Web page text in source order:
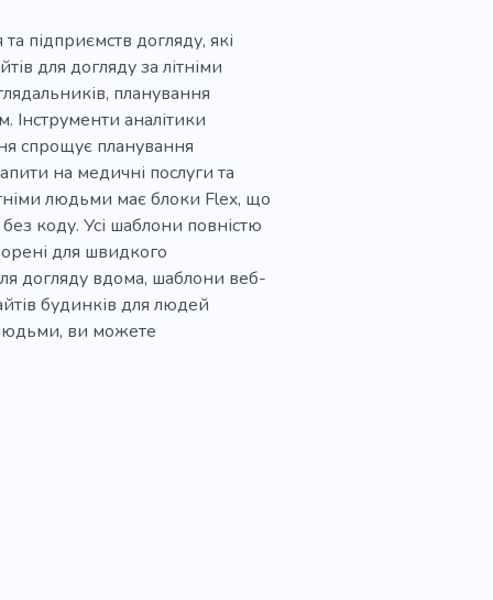
підприємств догляду, які
для догляду за літніми
планування
аналітики
спрощує планування
на медичні послуги та
людьми має блоки Flex, що
коду. Усі шаблони повністю
для швидкого
догляду вдома, шаблони веб-
будинків для людей
ви можете